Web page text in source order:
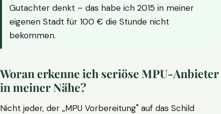
Gutachter denkt – das habe ich 2015 in meiner
eigenen Stadt für 100 € die Stunde nicht
bekommen.
Woran erkenne ich seriöse MPU-Anbieter
in meiner Nähe?
Nicht jeder, der „MPU Vorbereitung" auf das Schild